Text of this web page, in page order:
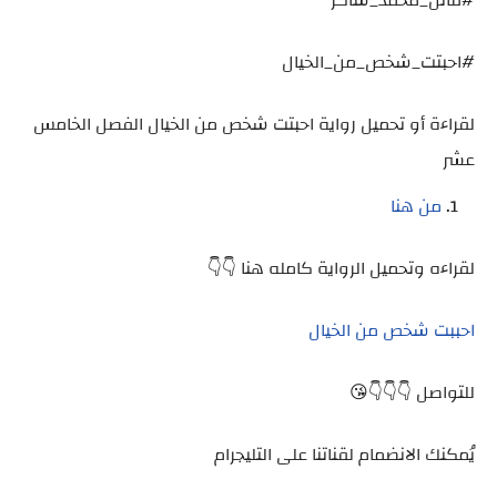
#احبتت_شخص_من_الخيال
لقراءة أو تحميل رواية احبتت شخص من الخيال الفصل الخامس
عشر
من هنا
لقراءه وتحميل الرواية كامله هنا 👇👇
احببت شخص من الخيال
للتواصل 👇👇👇😘
يُمكنك الانضمام لقناتنا على التليجرام